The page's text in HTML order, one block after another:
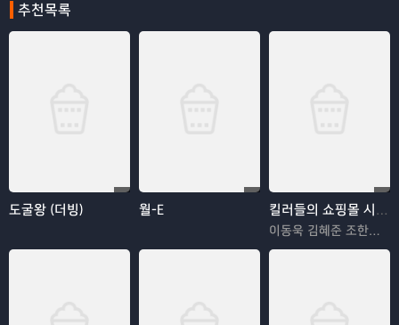
추천목록
도굴왕 (더빙) 월-E 킬러들의 쇼핑몰 시즌2
이동욱 김혜준 조한선 김해나